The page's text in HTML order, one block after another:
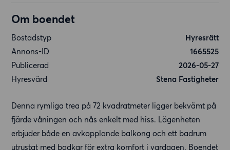
Om boendet
Bostadstyp
Hyresrätt
Annons-ID
1665525
Publicerad
2026-05-27
Hyresvärd
Stena Fastigheter
Denna rymliga trea på 72 kvadratmeter ligger bekvämt på
fjärde våningen och nås enkelt med hiss. Lägenheten
erbjuder både en avkopplande balkong och ett badrum
utrustat med badkar för extra komfort i vardagen. Boendet